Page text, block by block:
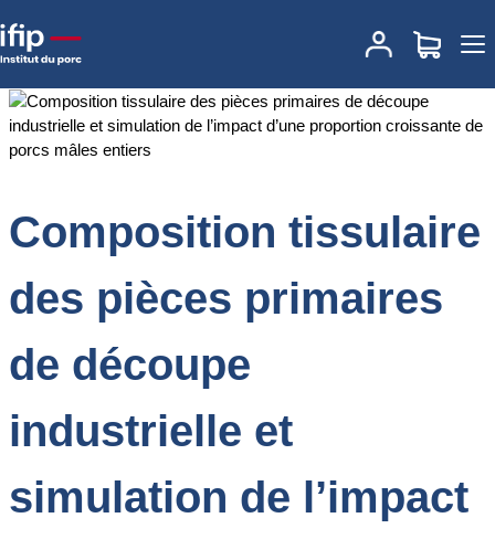
Accueil
Composition tissulaire des pièces
primaires de découpe industrielle et simulation de l’impact d’une
Composition tissulaire
des pièces primaires
de découpe
industrielle et
simulation de l’impact